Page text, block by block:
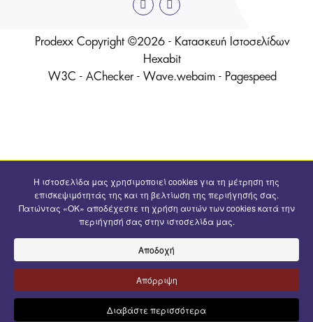
Η ιστοσελίδα μας χρησιμοποιεί cookies για τη μέτρηση της
επισκεψιμότητάς της και τη βελτίωση της περιήγησής σας.
Πατώντας «OK» αποδέχεστε τη χρήση αυτών των cookies κατά την
περιήγησή σας στην ιστοσελίδα μας.
Αποδοχή
Απόρριψη
Διαβάστε περισσότερα
διαφημιστικη εταιρια Πελλα
εκτυπωτικη εταιρια Πελλα
Prodexx Copyright ©2026 - Κατασκευή Ιστοσελίδων
Hexabit
W3C - AChecker - Wave.webaim- Pagespeed